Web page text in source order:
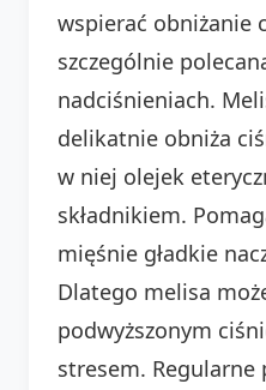
wspierać obniżanie
szczególnie
nadciśnieniach.
delikatnie obniża
w niej olejek
składnikiem.
mięśnie gładkie
Dlatego melisa
podwyższonym
stresem.